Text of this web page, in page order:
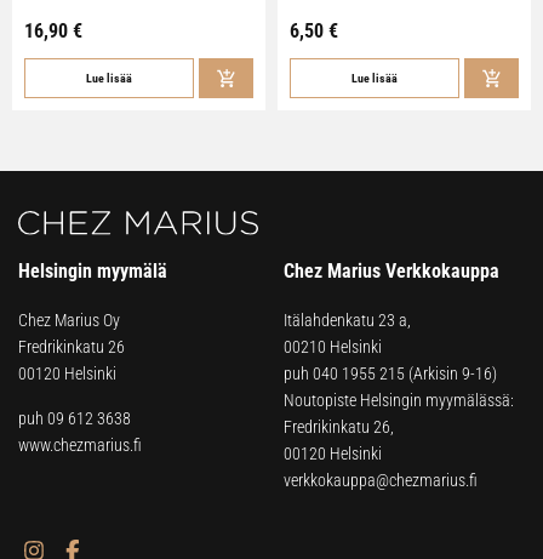
16,90 €
Lue lisää
6,50 €
Lue lisää
Helsingin myymälä
Chez Marius Oy
Fredrikinkatu 26
00120 Helsinki
puh 09 612 3638
www.chezmarius.fi
Chez Marius Verkkokauppa
Itälahdenkatu 23 a,
00210 Helsinki
puh 040 1955 215 (Arkisin 9-16)
Noutopiste Helsingin myymälässä:
Fredrikinkatu 26,
00120 Helsinki
verkkokauppa@chezmarius.fi